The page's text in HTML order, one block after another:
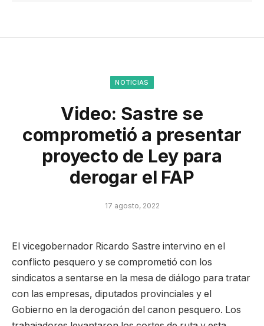
NOTICIAS
Video: Sastre se
comprometió a presentar
proyecto de Ley para
derogar el FAP
17 agosto, 2022
El vicegobernador Ricardo Sastre intervino en el
conflicto pesquero y se comprometió con los
sindicatos a sentarse en la mesa de diálogo para tratar
con las empresas, diputados provinciales y el
Gobierno en la derogación del canon pesquero. Los